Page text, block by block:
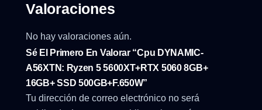
Valoraciones
No hay valoraciones aún.
Sé El Primero En Valorar “Cpu DYNAMIC-
A56XTN: Ryzen 5 5600XT+RTX 5060 8GB+
16GB+ SSD 500GB+F.650W”
Tu dirección de correo electrónico no será